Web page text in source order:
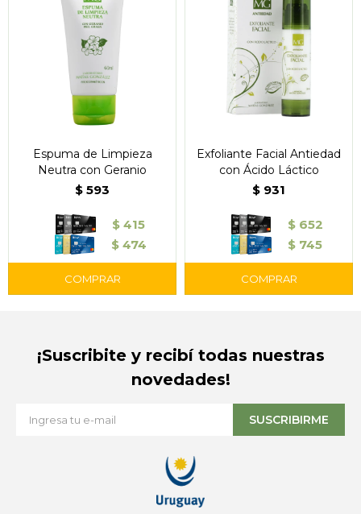
Espuma de Limpieza
Neutra con Geranio
$ 593
$ 415
$ 474
Exfoliante Facial Antiedad
con Ácido Láctico
$ 931
$ 652
$ 745
¡Suscribite y recibí todas nuestras
novedades!
SUSCRIBIRME